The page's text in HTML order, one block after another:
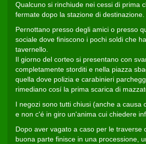
Qualcuno si rinchiude nei cessi di prima
fermate dopo la stazione di destinazione.
Pernottano presso degli amici o presso
sociale dove finiscono i pochi soldi che
tavernello.
Il giorno del corteo si presentano con
completamente storditi e nella piazza
quella dove polizia e carabinieri
rimediano cosí la prima scarica di
I negozi sono tutti chiusi (anche a causa
e non c'é in giro un'anima cui chiedere
Dopo aver vagato a caso per le traverse
buona parte finisce in una processione,